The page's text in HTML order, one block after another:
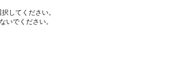
してください。
いでください。